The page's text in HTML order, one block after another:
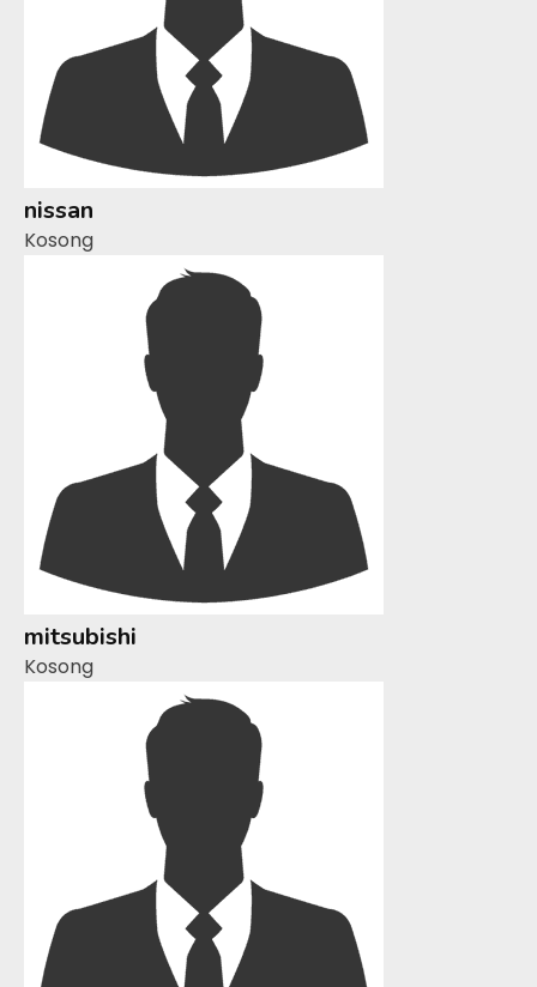
nissan
Kosong
mitsubishi
Kosong